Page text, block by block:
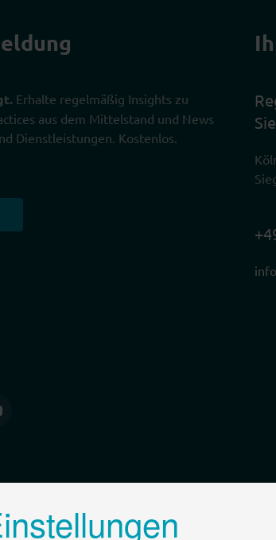
Erhalte regelmäßig Insights zu
aus dem Mittelstand und News
Dienstleistungen. Kostenlos.